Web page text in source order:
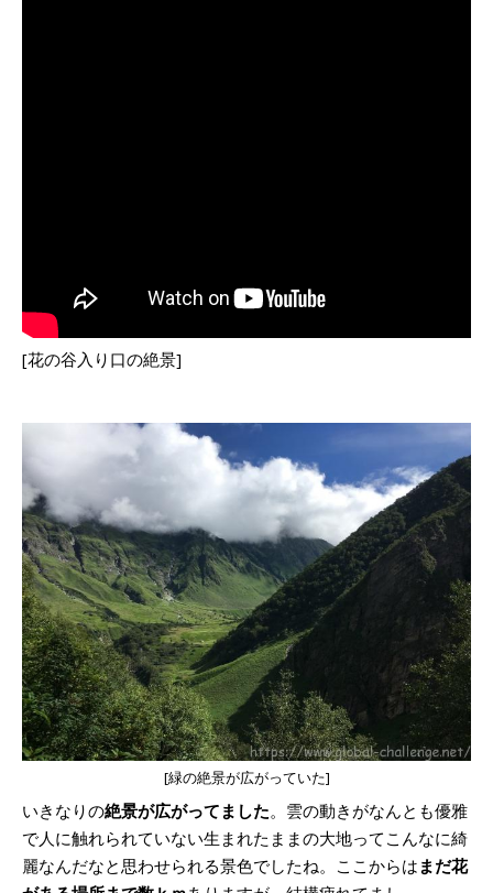
[花の谷入り口の絶景]
[緑の絶景が広がっていた]
いきなりの絶景が広がってました。雲の動きがなんとも優雅
で人に触れられていない生まれたままの大地ってこんなに綺
麗なんだなと思わせられる景色でしたね。ここからは まだ花